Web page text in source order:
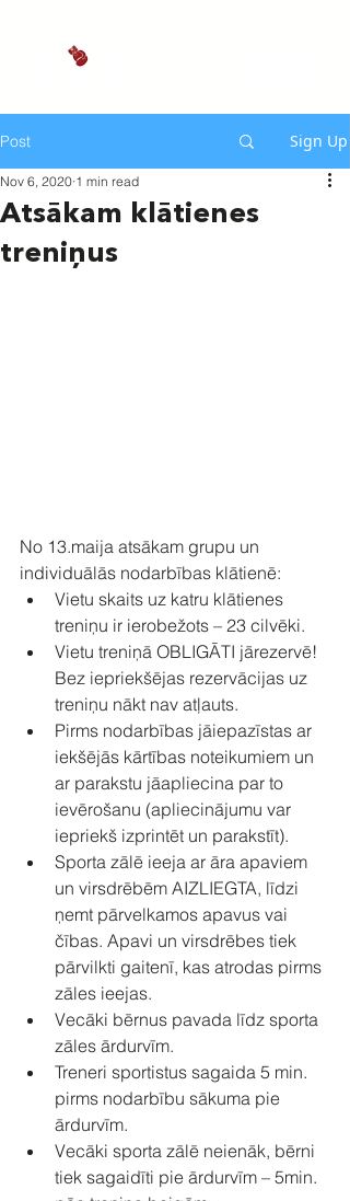
Post Sign Up
Atsākam klātienes
treniņus
Nov 6, 2020 1 min read
No 13.maija atsākam grupu un
individuālās nodarbības klātienē:
Vietu skaits uz katru klātienes
treniņu ir ierobežots – 23 cilvēki.
Vietu treniņā OBLIGĀTI jārezervē!
Bez iepriekšējas rezervācijas uz
treniņu nākt nav atļauts.
Pirms nodarbības jāiepazīstas ar
iekšējās kārtības noteikumiem un
ar parakstu jāapliecina par to
ievērošanu (apliecinājumu var
iepriekš izprintēt un parakstīt).
Sporta zālē ieeja ar āra apaviem
un virsdrēbēm AIZLIEGTA, līdzi
ņemt pārvelkamos apavus vai
čības. Apavi un virsdrēbes tiek
pārvilkti gaitenī, kas atrodas pirms
zāles ieejas.
Vecāki bērnus pavada līdz sporta
zāles ārdurvīm.
Treneri sportistus sagaida 5 min.
pirms nodarbību sākuma pie
ārdurvīm.
Vecāki sporta zālē neienāk, bērni
tiek sagaidīti pie ārdurvīm – 5min.